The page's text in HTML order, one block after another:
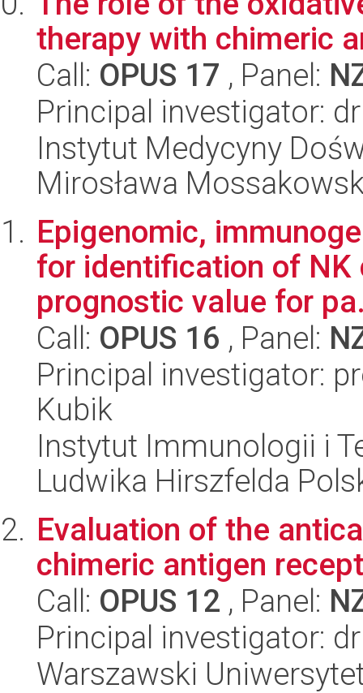
therapy with chimeric
Call: OPUS 17 , Panel:
Principal investigator:
Instytut Medycyny
Mirosława
Epigenomic,
for identification of
prognostic value for
Call: OPUS 16 , Panel:
Principal investigator:
Kubik
Instytut Immunologii i
Ludwika Hirszfelda
Evaluation of the
chimeric antigen
Call: OPUS 12 , Panel:
Principal investigator:
Warszawski